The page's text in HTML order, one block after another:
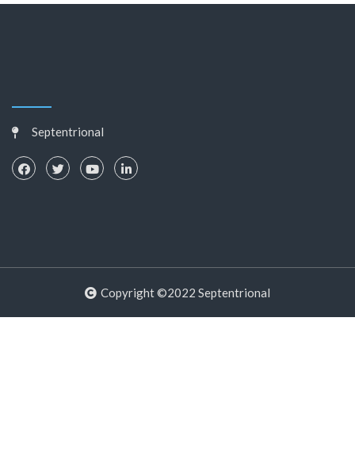
Septentrional
Copyright ©2022 Septentrional